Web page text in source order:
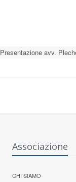
Presentazione avv.
Associazione
CHI SIAMO